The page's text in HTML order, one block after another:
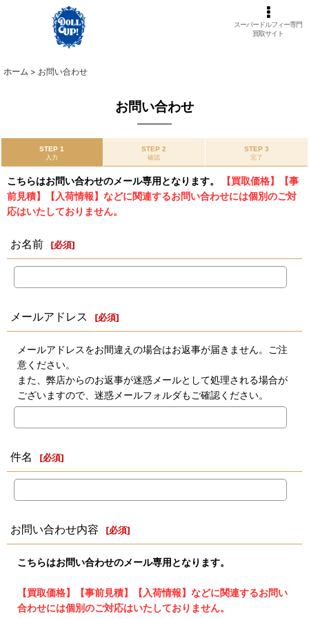
スーパードルフィー専門
買取サイト
ホーム > お問い合わせ
お問い合わせ
STEP 1
入力
STEP 2
確認
STEP 3
完了
こちらはお問い合わせのメール専用となります。
【買取価格】【事
前見積】【入荷情報】などに関連するお問い合わせには個別のご対
応はいたしておりません。
お名前 [必須]
メールアドレス [必須]
メールアドレスをお間違えの場合はお返事が届きません。ご注
意ください。
また、弊店からのお返事が迷惑メールとして処理される場合が
ございますので、迷惑メールフォルダもご確認ください。
件名 [必須]
お問い合わせ内容 [必須]
こちらはお問い合わせのメール専用となります。
【買取価格】【事前見積】【入荷情報】などに関連するお問い
合わせには個別のご対応はいたしておりません。